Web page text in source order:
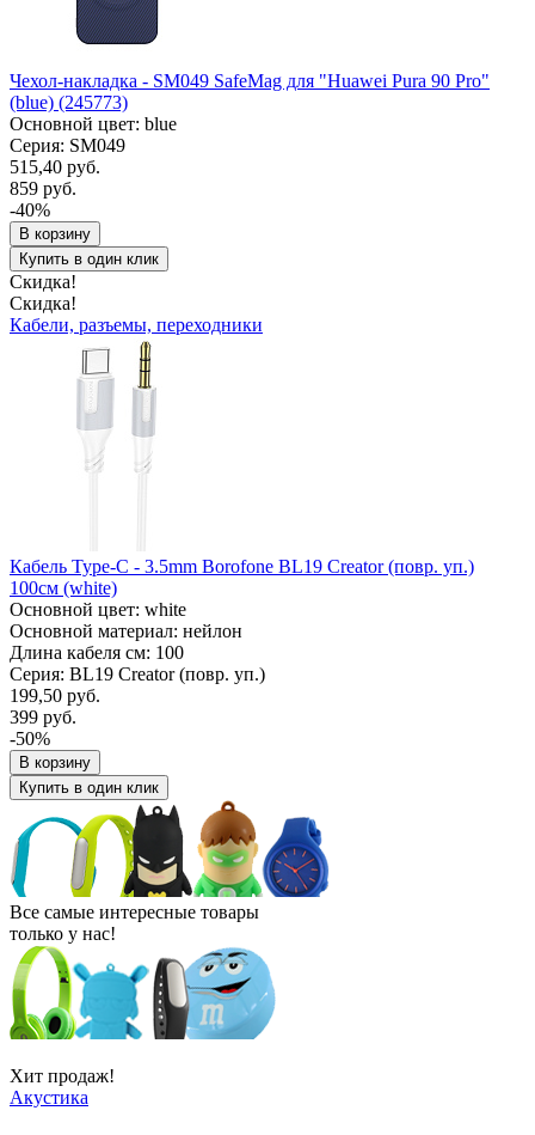
Чехол-накладка - SM049 SafeMag для "Huawei Pura 90 Pro"
(blue) (245773)
Основной цвет: blue
Серия: SM049
515,40 руб.
859 руб.
-40%
В корзину
Купить в один клик
Скидка!
Скидка!
Кабели, разъемы, переходники
Кабель Type-C - 3.5mm Borofone BL19 Creator (повр. уп.)
100см (white)
Основной цвет: white
Основной материал: нейлон
Длина кабеля см: 100
Серия: BL19 Creator (повр. уп.)
199,50 руб.
399 руб.
-50%
В корзину
Купить в один клик
Все самые интересные товары
только у нас!
Хит продаж!
Акустика